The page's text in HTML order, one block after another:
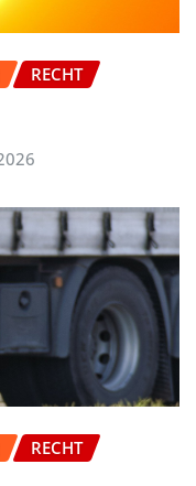
RECHT
RECHT